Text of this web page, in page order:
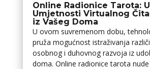
Online Radionice Tarota:
Umjetnosti Virtualnog
iz Vašeg Doma
U ovom suvremenom dobu,
pruža mogućnost istraživanja
osobnog i duhovnog razvoja iz
doma. Online radionice tarota